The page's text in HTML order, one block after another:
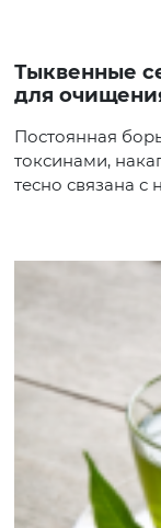
Тыквенные семечки — 4 крутых свойства
для
Постоянная
токсинами,
тесно связана